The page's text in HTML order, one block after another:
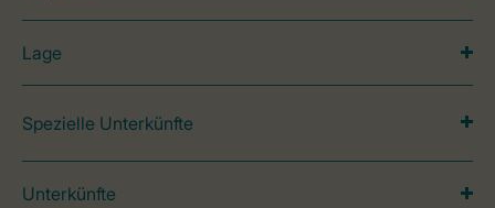
Lage
Spezielle Unterkünfte
Unterkünfte